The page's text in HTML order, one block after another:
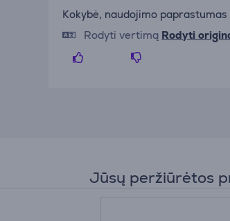
Kokybė, naudojimo paprastumas
Rodyti vertimą Rodyti
Jūsų peržiūrėtos